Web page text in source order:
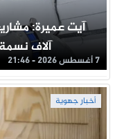
آلاف
7 أغسطس 2026 - 21:46
أخبار جهوية